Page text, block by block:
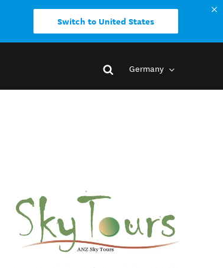
Switch to United States
Germany